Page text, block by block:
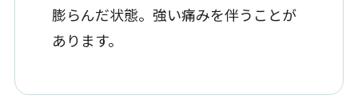
膨らんだ状態。強い痛みを伴うことが
あります。